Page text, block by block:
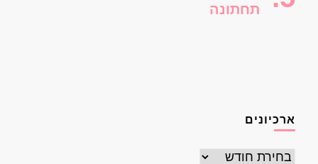
תחתונה
ארכיונים
ארכיונים